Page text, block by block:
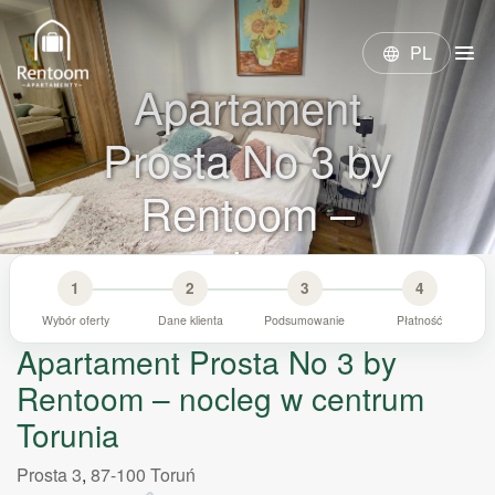
language PL menu
Apartament
Prosta No 3 by
Rentoom –
nocleg w
centrum Torunia
1
Wybór oferty
2
Dane klienta
3
Podsumowanie
4
Płatność
Apartament Prosta No 3 by
Rentoom – nocleg w centrum
Torunia
Prosta 3, 87-100 Toruń